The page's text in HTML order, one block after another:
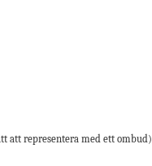
att representera med ett ombud)